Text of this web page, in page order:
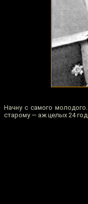
Начну с самого
старому — аж целых 24